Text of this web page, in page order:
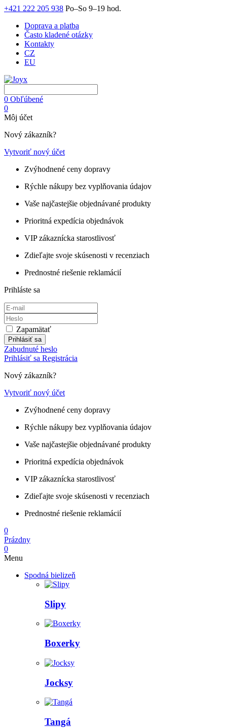
+421 222 205 938 Po–So 9–19 hod.
Doprava a platba
Často kladené otázky
Kontakty
CZ
EU
0 Obľúbené
0
Môj účet
Nový zákazník?
Vytvoriť nový účet
Zvýhodnené ceny dopravy
Rýchle nákupy bez vyplňovania údajov
Vaše najčastejšie objednávané produkty
Prioritná expedícia objednávok
VIP zákaznícka starostlivosť
Zdieľajte svoje skúsenosti v recenziach
Prednostné riešenie reklamácií
Prihláste sa
Zapamätať
Prihlásiť sa
Zabudnuté heslo
Prihlásiť sa Registrácia
Nový zákazník?
Vytvoriť nový účet
Zvýhodnené ceny dopravy
Rýchle nákupy bez vyplňovania údajov
Vaše najčastejšie objednávané produkty
Prioritná expedícia objednávok
VIP zákaznícka starostlivosť
Zdieľajte svoje skúsenosti v recenziach
Prednostné riešenie reklamácií
0
Prázdny
0
Menu
Spodná bielizeň
Slipy
Boxerky
Jocksy
Tangá